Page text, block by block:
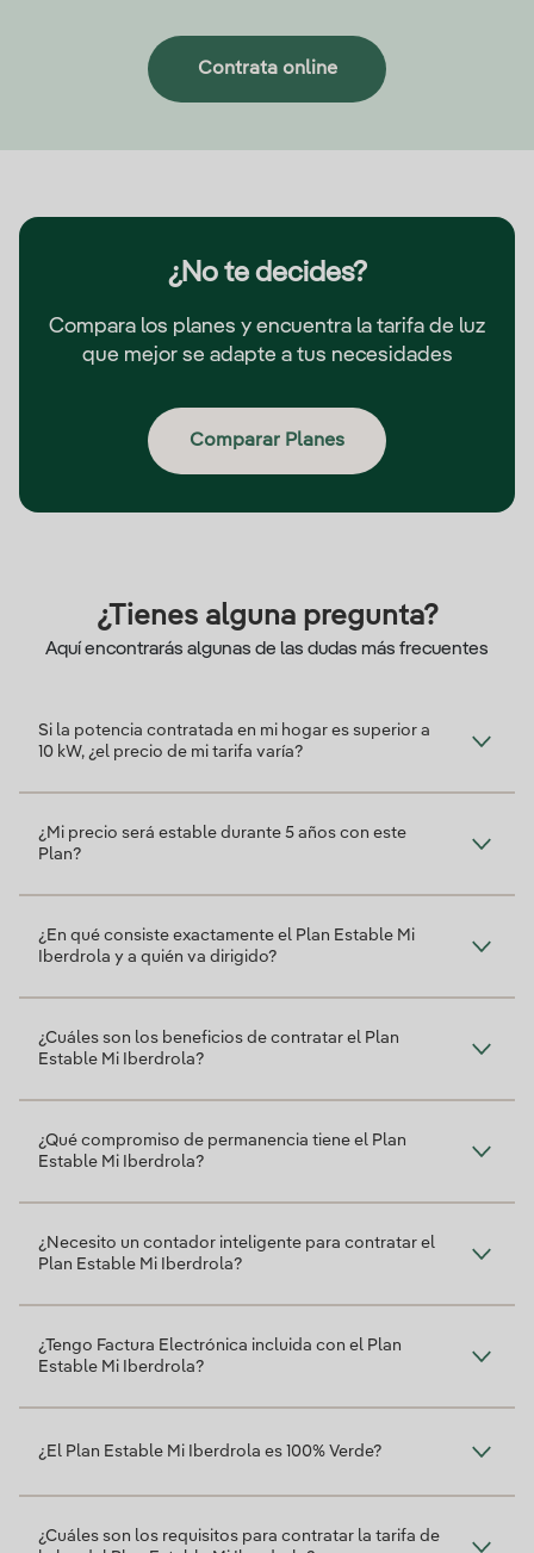
Contrata online
¿No te decides?
Compara los planes y encuentra la tarifa de luz
que mejor se adapte a tus necesidades
Comparar Planes
¿Tienes alguna pregunta?
Aquí encontrarás algunas de las dudas más frecuentes
Si la potencia contratada en mi hogar es superior a
10 kW, ¿el precio de mi tarifa varía?
¿Mi precio será estable durante 5 años con este
Plan?
¿En qué consiste exactamente el Plan Estable Mi
Iberdrola y a quién va dirigido?
¿Cuáles son los beneficios de contratar el Plan
Estable Mi Iberdrola?
¿Qué compromiso de permanencia tiene el Plan
Estable Mi Iberdrola?
¿Necesito un contador inteligente para contratar el
Plan Estable Mi Iberdrola?
¿Tengo Factura Electrónica incluida con el Plan
Estable Mi Iberdrola?
¿El Plan Estable Mi Iberdrola es 100% Verde?
¿Cuáles son los requisitos para contratar la tarifa de